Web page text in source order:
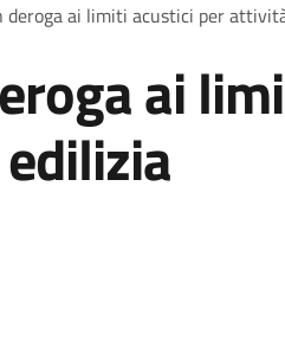
deroga ai limiti acustici per
ai